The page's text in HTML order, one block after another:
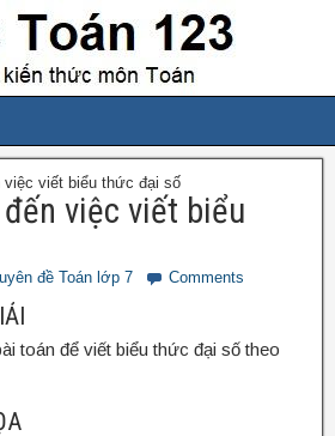
việc viết biểu thức đại số
việc viết biểu
đề Toán lớp 7 Comments
toán để viết biểu thức đại số theo